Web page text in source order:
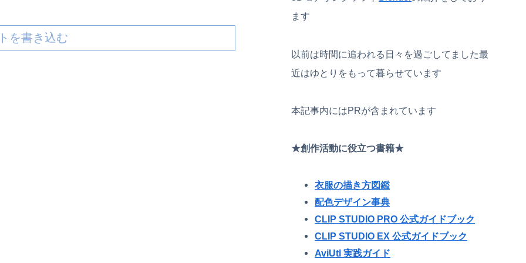
を書き込む
ます
以前は時間に追われる日々を過ごしてました最
近はゆとりをもって暮らせています
本記事内にはPRが含まれています
★創作活動に役立つ書籍★
衣服の描き方図鑑
配色デザイン事典
CLIP STUDIO PRO 公式ガイドブック
CLIP STUDIO EX 公式ガイドブック
AviUtl 実践ガイド